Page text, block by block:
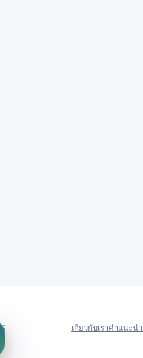
เกี่ยวกับเราคำแนะน